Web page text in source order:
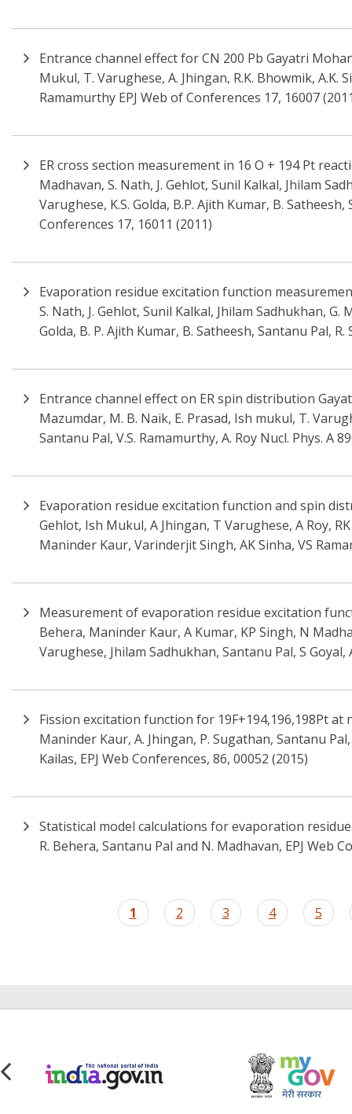
Entrance channel effect for CN 200 Pb Gayatri
Mukul, T. Varughese, A. Jhingan, R.K. Bhowmik, A.K.
Ramamurthy EPJ Web of Conferences 17, 16007
ER cross section measurement in 16 O + 194 Pt
Madhavan, S. Nath, J. Gehlot, Sunil Kalkal, Jhilam
Varughese, K.S. Golda, B.P. Ajith Kumar, B. Satheesh,
Conferences 17, 16011 (2011)
Evaporation residue excitation function
S. Nath, J. Gehlot, Sunil Kalkal, Jhilam Sadhukhan, G.
Golda, B. P. Ajith Kumar, B. Satheesh, Santanu Pal, R.
Entrance channel effect on ER spin distribution
Mazumdar, M. B. Naik, E. Prasad, Ish mukul, T.
Santanu Pal, V.S. Ramamurthy, A. Roy Nucl. Phys. A
Evaporation residue excitation function and spin
Gehlot, Ish Mukul, A Jhingan, T Varughese, A Roy,
Maninder Kaur, Varinderjit Singh, AK Sinha, VS
Measurement of evaporation residue excitation
Behera, Maninder Kaur, A Kumar, KP Singh, N
Varughese, Jhilam Sadhukhan, Santanu Pal, S Goyal,
Fission excitation function for 19F+194,196,198Pt
Maninder Kaur, A. Jhingan, P. Sugathan, Santanu
Kailas, EPJ Web Conferences, 86, 00052 (2015)
Statistical model calculations for evaporation
R. Behera, Santanu Pal and N. Madhavan, EPJ Web
Current
page
1 Page
2 Page
3 Page
4 Page
5